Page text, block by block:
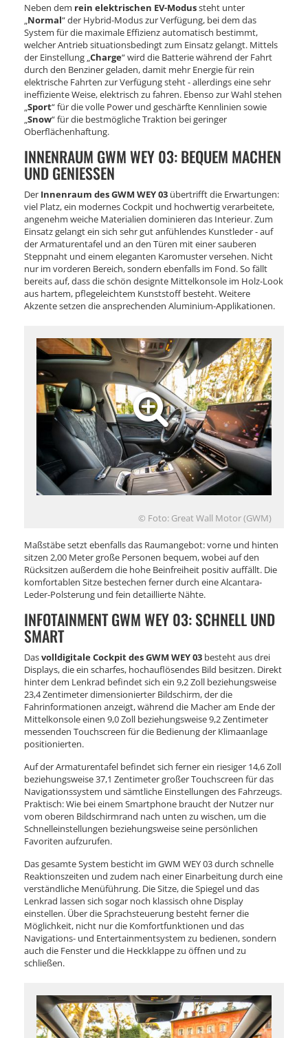
Neben dem rein elektrischen EV-Modussteht unter
„Normal“ der Hybrid-Modus zur Verfügung, bei dem das
System für die maximale Effizienz automatisch bestimmt,
welcher Antrieb situationsbedingt zum Einsatz gelangt. Mittels
der Einstellung „Charge“ wird die Batterie während der Fahrt
durch den Benziner geladen, damit mehr Energie für rein
elektrische Fahrten zur Verfügung steht - allerdings eine sehr
ineffiziente Weise, elektrisch zu fahren. Ebenso zur Wahl stehen
„Sport“ für die volle Power und geschärfte Kennlinien sowie
„Snow“ für die bestmögliche Traktion bei geringer
Oberflächenhaftung.
INNENRAUM GWM WEY 03: BEQUEM MACHEN
UND GENIESSEN
Der Innenraum des GWM WEY 03 übertrifft die Erwartungen:
viel Platz, ein modernes Cockpit und hochwertig verarbeitete,
angenehm weiche Materialien dominieren das Interieur. Zum
Einsatz gelangt ein sich sehr gut anfühlendes Kunstleder - auf
der Armaturentafel und an den Türen mit einer sauberen
Steppnaht und einem eleganten Karomuster versehen. Nicht
nur im vorderen Bereich, sondern ebenfalls im Fond. So fällt
bereits auf, dass die schön designte Mittelkonsole im Holz-Look
aus hartem, pflegeleichtem Kunststoff besteht. Weitere
Akzente setzen die ansprechenden Aluminium-Applikationen.
© Foto: Great Wall Motor (GWM)
Maßstäbe setzt ebenfalls das Raumangebot: vorne und hinten
sitzen 2,00 Meter große Personen bequem, wobei auf den
Rücksitzen außerdem die hohe Beinfreiheit positiv auffällt. Die
komfortablen Sitze bestechen ferner durch eine Alcantara-
Leder-Polsterung und fein detaillierte Nähte.
INFOTAINMENT GWM WEY 03: SCHNELL UND
SMART
Dasvolldigitale Cockpit des GWM WEY 03 besteht aus drei
Displays, die ein scharfes, hochauflösendes Bild besitzen. Direkt
hinter dem Lenkrad befindet sich ein 9,2 Zoll beziehungsweise
23,4 Zentimeter dimensionierter Bildschirm, der die
Fahrinformationen anzeigt, während die Macher am Ende der
Mittelkonsole einen 9,0 Zoll beziehungsweise 9,2 Zentimeter
messenden Touchscreen für die Bedienung der Klimaanlage
positionierten.
Auf der Armaturentafel befindet sich ferner ein riesiger 14,6 Zoll
beziehungsweise 37,1 Zentimeter großer Touchscreen für das
Navigationssystem und sämtliche Einstellungen des Fahrzeugs.
Praktisch: Wie bei einem Smartphone braucht der Nutzer nur
vom oberen Bildschirmrand nach unten zu wischen, um die
Schnelleinstellungen beziehungsweise seine persönlichen
Favoriten aufzurufen.
Das gesamte System besticht im GWM WEY 03 durch schnelle
Reaktionszeiten und zudem nach einer Einarbeitung durch eine
verständliche Menüführung. Die Sitze, die Spiegel und das
Lenkrad lassen sich sogar noch klassisch ohne Display
einstellen. Über die Sprachsteuerung besteht ferner die
Möglichkeit, nicht nur die Komfortfunktionen und das
Navigations- und Entertainmentsystem zu bedienen, sondern
auch die Fenster und die Heckklappe zu öffnen und zu
schließen.